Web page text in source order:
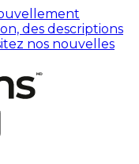
des descriptions
nos nouvelles